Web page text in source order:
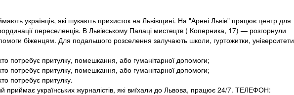
українців, які шукають прихисток на Львівщині. На "Арені Львів" працює центр для
переселенців. В Львівському Палаці мистецтв ( Коперника, 17) — розгорнули
біженцям. Для подальшого розселення залучають школи, гуртожитки, університети
потребує притулку, помешкання, або гуманітарної допомоги;
потребує притулку, помешкання, або гуманітарної допомоги;
потребує притулку.
приймає українських журналістів, які виїхали до Львова, працює 24/7. ТЕЛЕФОН: